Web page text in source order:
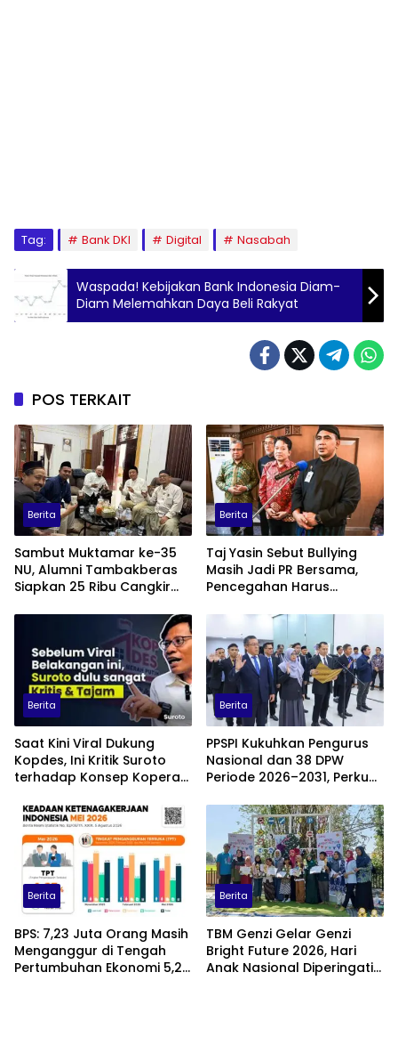
Tag: Bank DKI Digital Nasabah
Waspada! Kebijakan Bank Indonesia Diam-
Diam Melemahkan Daya Beli Rakyat
POS TERKAIT
Berita
Sambut Muktamar ke-35
NU, Alumni Tambakberas
Siapkan 25 Ribu Cangkir
Berita
Taj Yasin Sebut Bullying
Masih Jadi PR Bersama,
Pencegahan Harus
Pesantren
Berita
Saat Kini Viral Dukung
Kopdes, Ini Kritik Suroto
terhadap Konsep Koperasi
Berita
PPSPI Kukuhkan Pengurus
Nasional dan 38 DPW
Periode 2026–2031, Perkuat
Publik
Berita
BPS: 7,23 Juta Orang Masih
Menganggur di Tengah
Pertumbuhan Ekonomi 5,29
Berita
TBM Genzi Gelar Genzi
Bright Future 2026, Hari
Anak Nasional Diperingati